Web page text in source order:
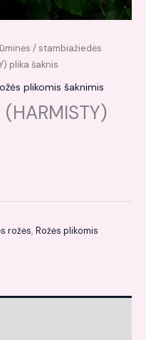
/ stambiažiedės
plika šaknis
plikomis šaknimis
rožės, Rožės plikomis